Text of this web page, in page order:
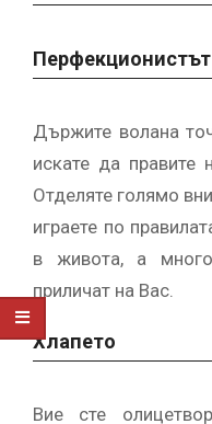
Перфекционистът
Държите волана
искате да правите
Отделяте голямо
играете по
в живота, а
приличат на Вас.
Хлапето
Вие сте